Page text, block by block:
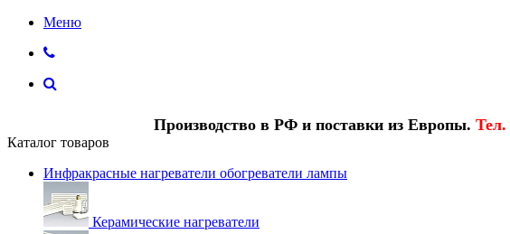
Меню
Производство в РФ и поставки из Европы. Тел.
Каталог товаров
Инфракрасные нагреватели обогреватели лампы
Керамические нагреватели